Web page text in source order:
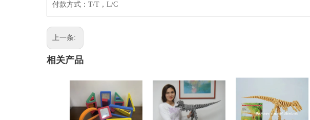
付款方式：T/T，L/C
上一条:
相关产品